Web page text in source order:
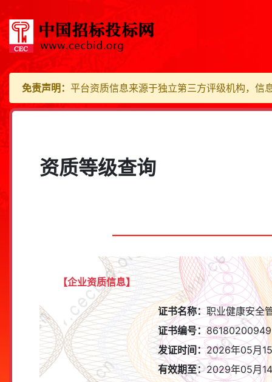
免责声明： 平台资质信息来源于独立第三方评级机构，信
资质等级查询
【企业资质信息】
证书名称：职业健康安全
证书编号：
发证时间：2026年05月
有效期至：2029年05月